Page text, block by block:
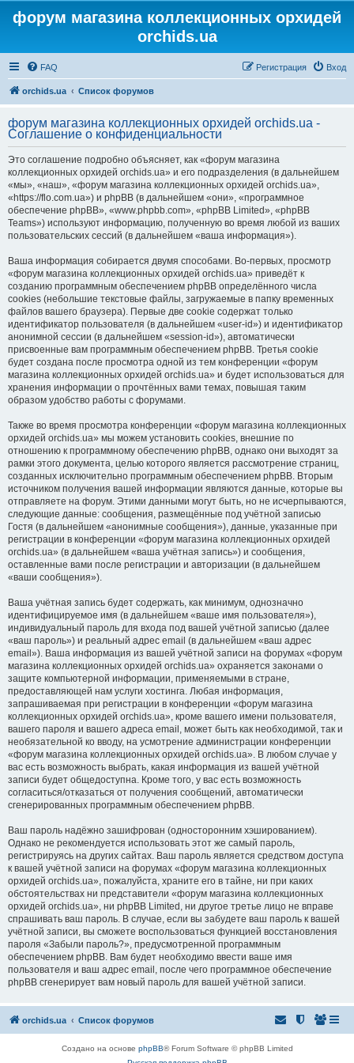
форум магазина коллекционных орхидей
orchids.ua
FAQ Вход
Регистрация
orchids.ua Список форумов
форум магазина коллекционных орхидей orchids.ua -
Соглашение о конфиденциальности
Это соглашение подробно объясняет, как «форум магазина
коллекционных орхидей orchids.ua» и его подразделения (в дальнейшем
«мы», «наш», «форум магазина коллекционных орхидей orchids.ua»,
«https://flo.com.ua») и phpBB (в дальнейшем «они», «программное
обеспечение phpBB», «www.phpbb.com», «phpBB Limited», «phpBB
Teams») используют информацию, полученную во время любой из ваших
пользовательских сессий (в дальнейшем «ваша информация»).
Ваша информация собирается двумя способами. Во-первых, просмотр
«форум магазина коллекционных орхидей orchids.ua» приведёт к
созданию программным обеспечением phpBB определённого числа
cookies (небольшие текстовые файлы, загружаемые в папку временных
файлов вашего браузера). Первые две cookie содержат только
идентификатор пользователя (в дальнейшем «user-id») и идентификатор
анонимной сессии (в дальнейшем «session-id»), автоматически
присвоенные вам программным обеспечением phpBB. Третья cookie
будет создана после просмотра одной из тем конференции «форум
магазина коллекционных орхидей orchids.ua» и будет использоваться для
хранения информации о прочтённых вами темах, повышая таким
образом удобство работы с форумами.
Также во время просмотра конференции «форум магазина коллекционных
орхидей orchids.ua» мы можем установить cookies, внешние по
отношению к программному обеспечению phpBB, однако они выходят за
рамки этого документа, целью которого является рассмотрение страниц,
созданных исключительно программным обеспечением phpBB. Вторым
источником получения вашей информации являются данные, которые вы
отправляете на форум. Этими данными могут быть, но не исчерпываются,
следующие данные: сообщения, размещённые под учётной записью
Гостя (в дальнейшем «анонимные сообщения»), данные, указанные при
регистрации в конференции «форум магазина коллекционных орхидей
orchids.ua» (в дальнейшем «ваша учётная запись») и сообщения,
оставленные вами после регистрации и авторизации (в дальнейшем
«ваши сообщения»).
Ваша учётная запись будет содержать, как минимум, однозначно
идентифицируемое имя (в дальнейшем «ваше имя пользователя»),
индивидуальный пароль для входа под вашей учётной записью (далее
«ваш пароль») и реальный адрес email (в дальнейшем «ваш адрес
email»). Ваша информация из вашей учётной записи на форумах «форум
магазина коллекционных орхидей orchids.ua» охраняется законами о
защите компьютерной информации, применяемыми в стране,
предоставляющей нам услуги хостинга. Любая информация,
запрашиваемая при регистрации в конференции «форум магазина
коллекционных орхидей orchids.ua», кроме вашего имени пользователя,
вашего пароля и вашего адреса email, может быть как необходимой, так и
необязательной ко вводу, на усмотрение администрации конференции
«форум магазина коллекционных орхидей orchids.ua». В любом случае у
вас есть возможность выбрать, какая информация из вашей учётной
записи будет общедоступна. Кроме того, у вас есть возможность
согласиться/отказаться от получения сообщений, автоматически
сгенерированных программным обеспечением phpBB.
Ваш пароль надёжно зашифрован (односторонним хэшированием).
Однако не рекомендуется использовать этот же самый пароль,
регистрируясь на других сайтах. Ваш пароль является средством доступа
к вашей учётной записи на форумах «форум магазина коллекционных
орхидей orchids.ua», пожалуйста, храните его в тайне, ни при каких
обстоятельствах ни представители «форум магазина коллекционных
орхидей orchids.ua», ни phpBB Limited, ни другое третье лицо не вправе
спрашивать ваш пароль. В случае, если вы забудете ваш пароль к вашей
учётной записи, вы сможете воспользоваться функцией восстановления
пароля «Забыли пароль?», предусмотренной программным
обеспечением phpBB. Вам будет необходимо ввести ваше имя
пользователя и ваш адрес email, после чего программное обеспечение
phpBB сгенерирует вам новый пароль для вашей учётной записи.
orchids.ua Список форумов
Создано на основе phpBB® Forum Software © phpBB Limited